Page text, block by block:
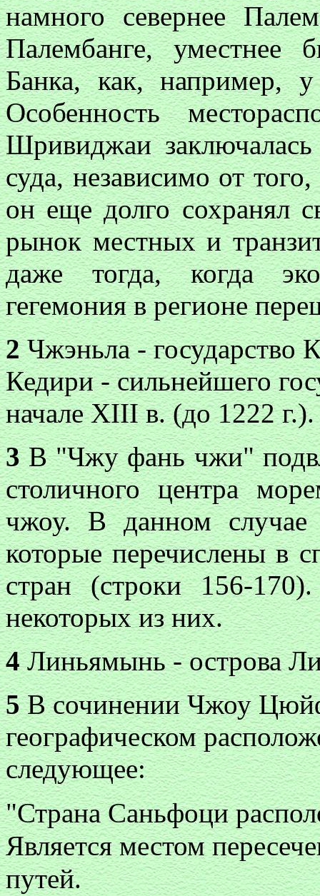
намного севернее
Палембанге, уместнее
Банка, как, например,
Особенность
Шривиджаи
суда, независимо от
он еще долго сохранял
рынок местных и
даже тогда, когда
гегемония в регионе
2Чжэньла - государство
Кедири - сильнейшего
начале XIII в. (до 1222 г.).
3В "Чжу фань чжи"
столичного центра
чжоу. В данном случае
которые перечислены в
стран (строки 156-
некоторых из них.
4Линьямынь - острова
5В сочинении Чжоу
географическом
следующее:
"Страна Саньфоци
Является местом
путей.